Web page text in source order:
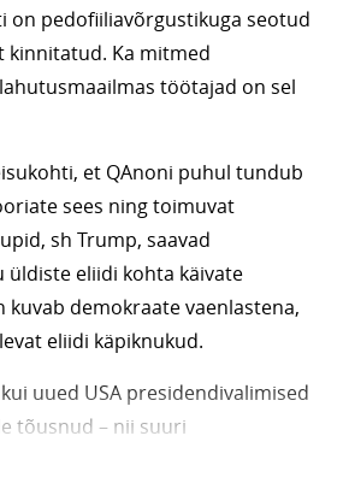
on pedofiiliavõrgustikuga seotud
kinnitatud. Ka mitmed
töötajad on sel
et QAnoni puhul tundub
sees ning toimuvat
sh Trump, saavad
üldiste eliidi kohta käivate
demokraate vaenlastena,
eliidi käpiknukud.
uued USA presidendivalimised
tõusnud – nii suuri